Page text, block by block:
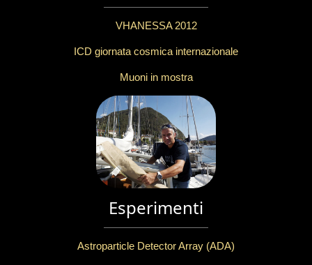
VHANESSA 2012
ICD giornata cosmica internazionale
Muoni in mostra
Esperimenti
Astroparticle Detector Array (ADA)